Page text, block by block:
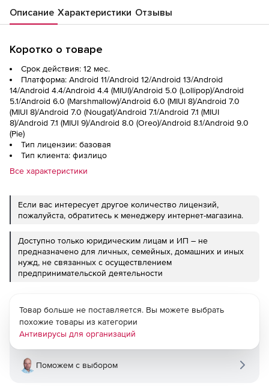
Описание Характеристики Отзывы
Коротко о товаре
Срок действия: 12 мес.
Платформа: Android 11/Android 12/Android 13/Android
14/Android 4.4/Android 4.4 (MIUI)/Android 5.0 (Lollipop)/Android
5.1/Android 6.0 (Marshmallow)/Android 6.0 (MIUI 8)/Android 7.0
(MIUI 8)/Android 7.0 (Nougat)/Android 7.1/Android 7.1 (MIUI
8)/Android 7.1 (MIUI 9)/Android 8.0 (Oreo)/Android 8.1/Android 9.0
(Pie)
Тип лицензии: базовая
Тип клиента: физлицо
Все характеристики
Если вас интересует другое количество лицензий,
пожалуйста, обратитесь к менеджеру интернет-магазина.
Доступно только юридическим лицам и ИП – не
предназначено для личных, семейных, домашних и иных
нужд, не связанных с осуществлением
предпринимательской деятельности
Товар больше не поставляется. Вы можете выбрать
похожие товары из категории
Антивирусы для организаций
Поможем с выбором